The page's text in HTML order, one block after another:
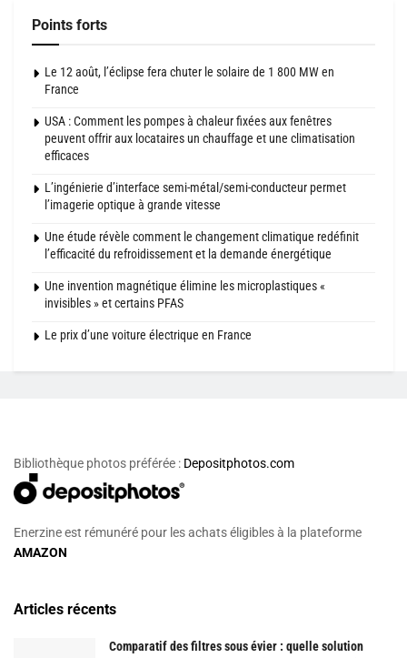
Points forts
Le 12 août, l’éclipse fera chuter le solaire de 1 800 MW en
France
USA : Comment les pompes à chaleur fixées aux fenêtres
peuvent offrir aux locataires un chauffage et une climatisation
efficaces
L’ingénierie d’interface semi-métal/semi-conducteur permet
l’imagerie optique à grande vitesse
Une étude révèle comment le changement climatique redéfinit
l’efficacité du refroidissement et la demande énergétique
Une invention magnétique élimine les microplastiques «
invisibles » et certains PFAS
Le prix d’une voiture électrique en France
Bibliothèque photos préférée : Depositphotos.com
Enerzine est rémunéré pour les achats éligibles à la plateforme
AMAZON
Articles récents
Comparatif des filtres sous évier : quelle solution